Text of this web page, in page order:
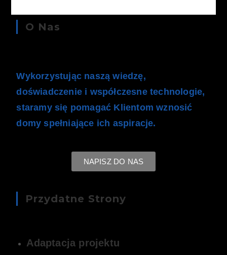
O Nas
Wykorzystując naszą wiedzę,
doświadczenie i współczesne technologie,
staramy się pomagać Klientom wznosić
domy spełniające ich aspiracje.
NAPISZ DO NAS
Przydatne Strony
Adaptacja projektu